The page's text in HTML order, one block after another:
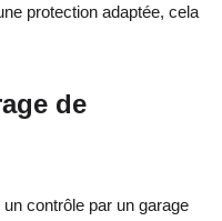
protection adaptée, cela
de
contrôle par un garage